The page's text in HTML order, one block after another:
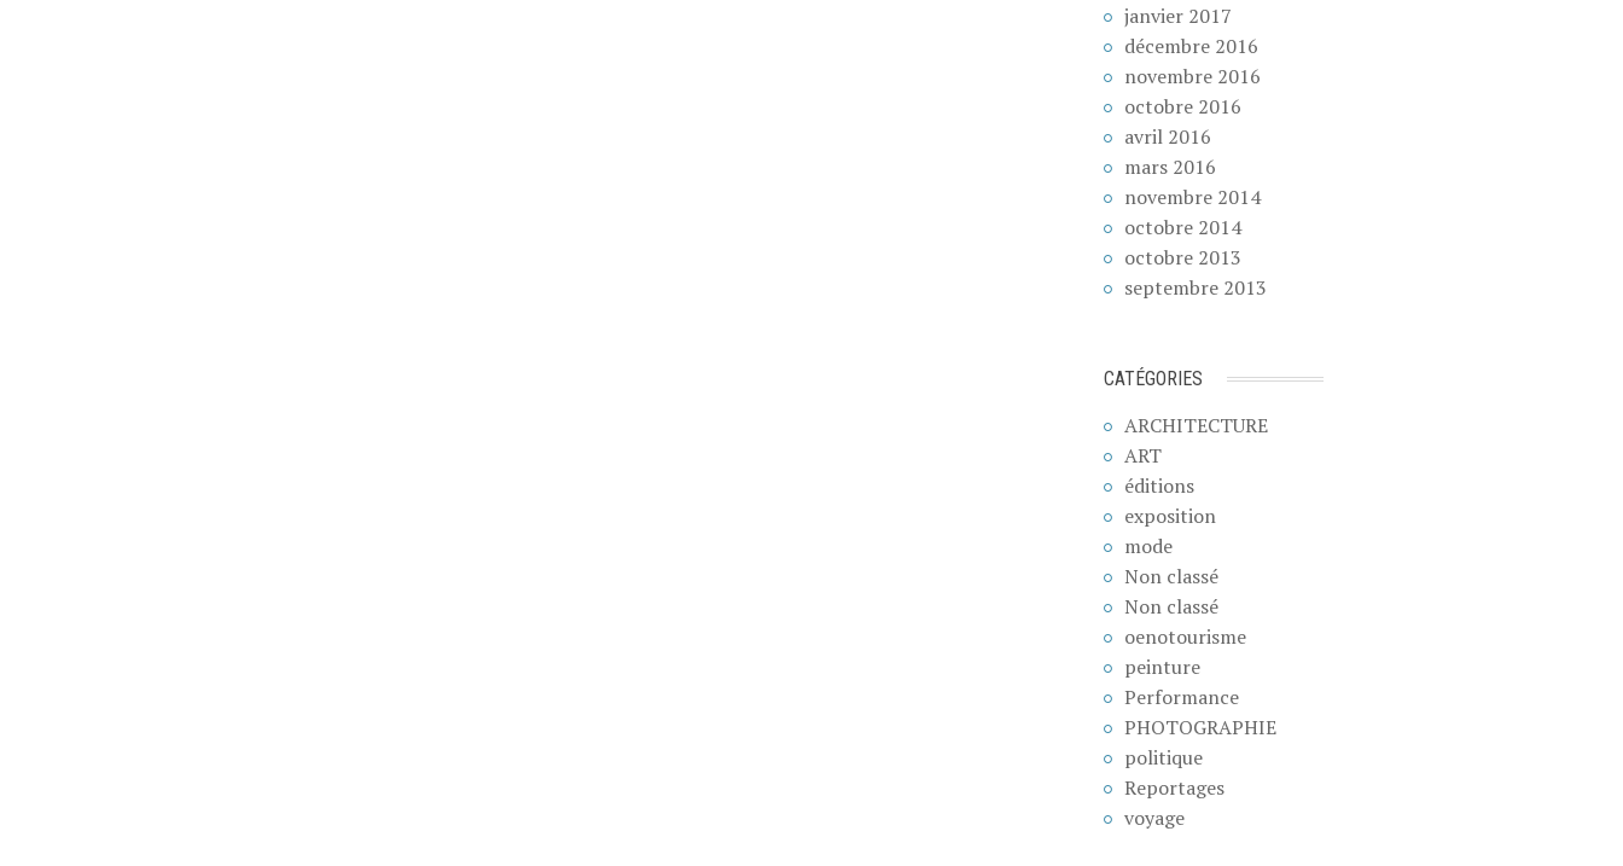
janvier 2017
décembre 2016
novembre 2016
octobre 2016
avril 2016
mars 2016
novembre 2014
octobre 2014
octobre 2013
septembre 2013
CATÉGORIES
ARCHITECTURE
ART
éditions
exposition
mode
Non classé
Non classé
oenotourisme
peinture
Performance
PHOTOGRAPHIE
politique
Reportages
voyage